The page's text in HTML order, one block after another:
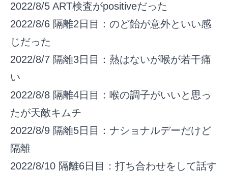
2022/8/5 ART検査がpositiveだった
2022/8/6 隔離2日目：のど飴が意外といい感
じだった
2022/8/7 隔離3日目：熱はないが喉が若干痛
い
2022/8/8 隔離4日目：喉の調子がいいと思っ
たが天敵キムチ
2022/8/9 隔離5日目：ナショナルデーだけど
隔離
2022/8/10 隔離6日目：打ち合わせをして話す